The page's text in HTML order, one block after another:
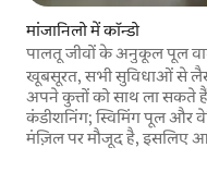
मांजानिलो में कॉन्डो
पालतू जीवों के अनुकूल पूल
खूबसूरत, सभी सुविधाओं से
अपने कुत्तों को साथ ला सकते
कंडीशनिंग; स्विमिंग पूल और
मंज़िल पर मौजूद है, इसलिए